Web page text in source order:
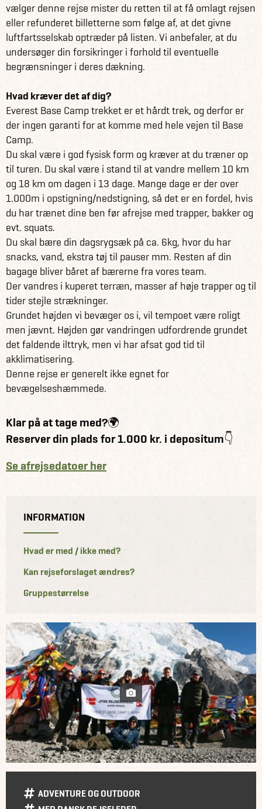
vælger denne rejse mister du retten til at få omlagt rejsen
eller refunderet billetterne som følge af, at det givne
luftfartsselskab optræder på listen. Vi anbefaler, at du
undersøger din forsikringer i forhold til eventuelle
begrænsninger i deres dækning.
Hvad kræver det af dig?
Everest Base Camp trekket er et hårdt trek, og derfor er
der ingen garanti for at komme med hele vejen til Base
Camp.
Du skal være i god fysisk form og kræver at du træner op
til turen. Du skal være i stand til at vandre mellem 10 km
og 18 km om dagen i 13 dage. Mange dage er der over
1.000m i opstigning/nedstigning, så det er en fordel, hvis
du har trænet dine ben før afrejse med trapper, bakker og
evt. squats.
Du skal bære din dagsrygsæk på ca. 6kg, hvor du har
snacks, vand, ekstra tøj til pauser mm. Resten af din
bagage bliver båret af bærerne fra vores team.
Der vandres i kuperet terræn, masser af høje trapper og til
tider stejle strækninger.
Grundet højden vi bevæger os i, vil tempoet være roligt
men jævnt. Højden gør vandringen udfordrende grundet
det faldende ilttryk, men vi har afsat god tid til
akklimatisering.
Denne rejse er generelt ikke egnet for
bevægelseshæmmede.
Klar på at tage med?🌍
Reserver din plads for 1.000 kr. i depositum👇
Se afrejsedatoer her
INFORMATION
Hvad er med / ikke med?
Kan rejseforslaget ændres?
Gruppestørrelse
ADVENTURE OG OUTDOOR